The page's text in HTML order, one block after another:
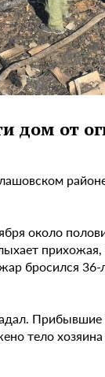
дом от
около
бросился 36-
тело